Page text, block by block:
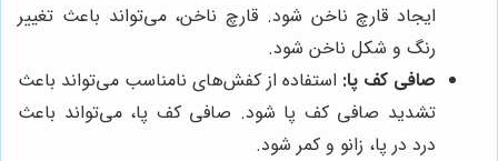
ایجاد قارچ ناخن شود. قارچ ناخن، می‌تواند باعث تغییر
رنگ و شکل ناخن شود.
صافی کف پا: استفاده از کفش‌های نامناسب می‌تواند باعث
تشدید صافی کف پا شود. صافی کف پا، می‌تواند باعث
درد در پا، زانو و کمر شود.